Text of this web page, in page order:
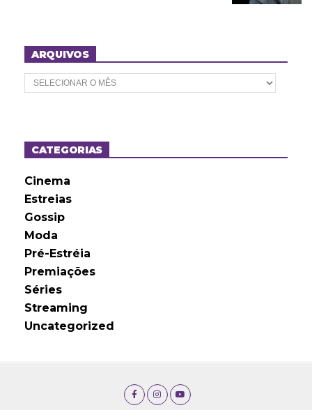
ARQUIVOS
A
r
o
sCATEGORIAS
Cinema
Estreias
Gossip
Moda
Pré-Estréia
Premiações
Séries
Streaming
Uncategorized